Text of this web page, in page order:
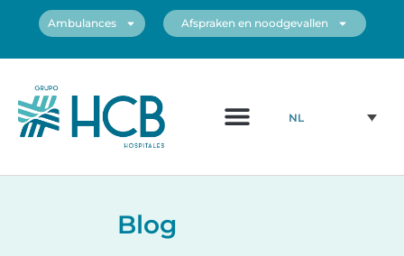
Ambulances Afspraken en noodgevallen
NL
Blog